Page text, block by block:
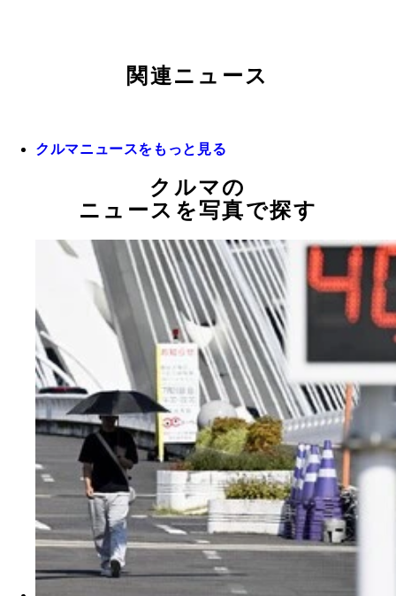
関連ニュース
クルマニュースをもっと見る
クルマの
ニュースを写真で探す